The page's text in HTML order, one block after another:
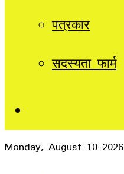
पत्रकार
सदस्यता फार्म
Monday, August 10 2026